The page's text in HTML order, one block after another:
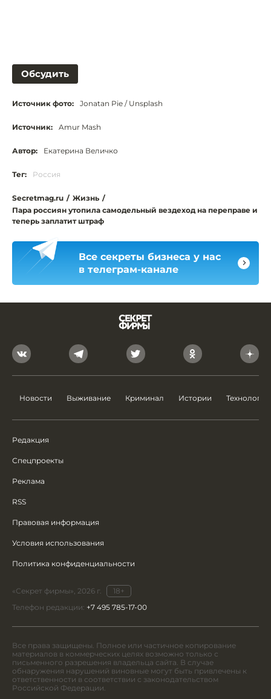
Обсудить
Источник фото: Jonatan Pie / Unsplash
Источник: Amur Mash
Автор: Екатерина Величко
Тег: Россия
Secretmag.ru / Жизнь /
Пара россиян утопила самодельный вездеход на переправе и
теперь заплатит штраф
Все секреты бизнеса у нас
в телеграм-канале
Новости Выживание Криминал Истории Технологии
Редакция
Спецпроекты
Реклама
RSS
Правовая информация
Условия использования
Политика конфиденциальности
«Секрет фирмы», 2026 г.
18+
Телефон редакции: +7 495 785-17-00
Все права защищены. Полное или частичное копирование
материалов в коммерческих целях возможно только с
письменного разрешения владельца сайта. В случае
обнаружения нарушений виновные могут быть привлечены к
ответственности в соответствии с законодательством
Российской Федерации.